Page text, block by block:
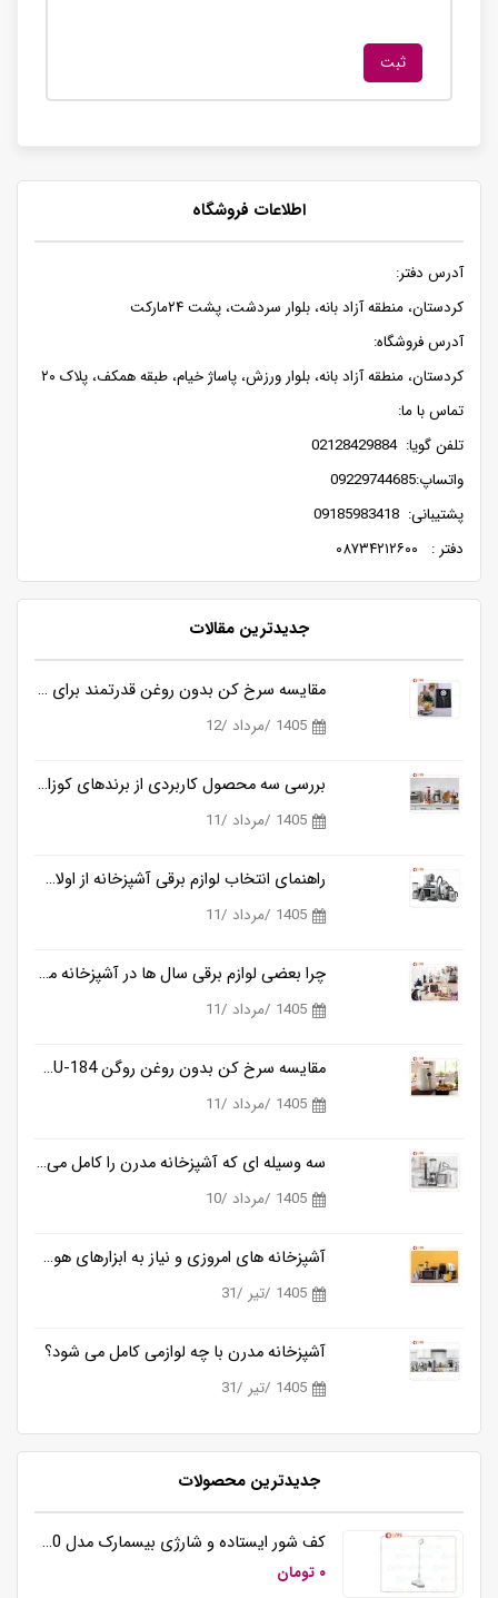
اطلاعات فروشگاه
آدرس دفتر:
کردستان، منطقه آزاد بانه، بلوار سردشت، پشت ۲۴مارکت
آدرس فروشگاه:
کردستان، منطقه آزاد بانه، بلوار ورزش، پاساژ خیام، طبقه همکف، پلاک ۲۰
تماس با ما:
تلفن گویا: 02128429884
واتساپ:09229744685
پشتیبانی: 09185983418
دفتر : ۰۸۷۳۴۲۱۲۶۰۰
جدیدترین مقالات
مقایسه سرخ کن بدون روغن قدرتمند برای آشپزی سالم تر
1405 /مرداد /12
بررسی سه محصول کاربردی از برندهای کوزانو، روگن و ناسا
1405 /مرداد /11
راهنمای انتخاب لوازم برقی آشپزخانه از اولان کالا
1405 /مرداد /11
چرا بعضی لوازم برقی سال ها در آشپزخانه می مانند و بعضی دیگر خیلی زود کنار گذاشته می شوند؟
1405 /مرداد /11
مقایسه سرخ کن بدون روغن روگن RU-184 و کوزانو KF818
1405 /مرداد /11
سه وسیله ای که آشپزخانه مدرن را کامل می کنند
1405 /مرداد /10
آشپزخانه های امروزی و نیاز به ابزارهای هوشمندتر
1405 /تیر /31
آشپزخانه مدرن با چه لوازمی کامل می شود؟
1405 /تیر /31
جدیدترین محصولات
کف شور ایستاده و شارژی بیسمارک مدل BM5510
۰ تومان